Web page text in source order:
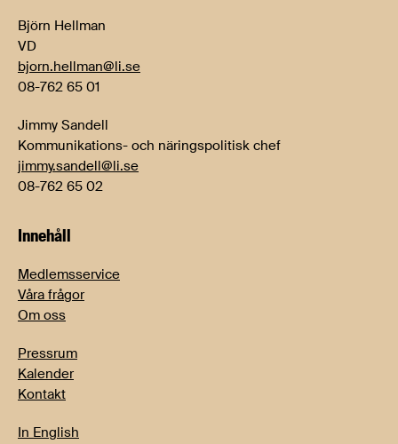
Björn Hellman
VD
bjorn.hellman@li.se
08-762 65 01
Jimmy Sandell
Kommunikations- och näringspolitisk chef
jimmy.sandell@li.se
08-762 65 02
Innehåll
Medlemsservice
Våra frågor
Om oss
Pressrum
Kalender
Kontakt
In English